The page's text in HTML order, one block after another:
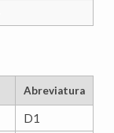
Abreviatura
D1